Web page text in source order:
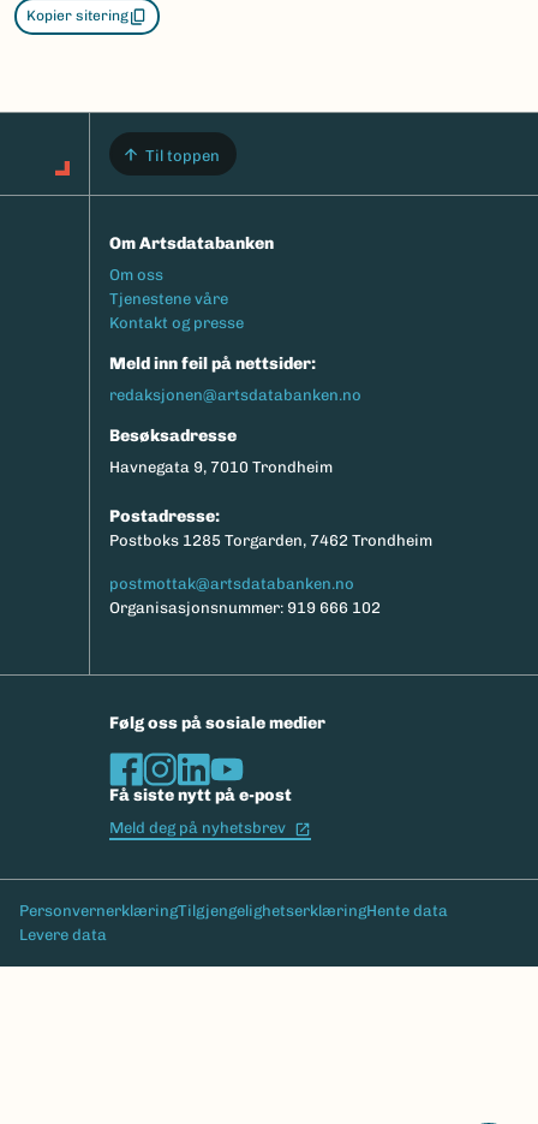
Kopier sitering
Til toppen
Om Artsdatabanken
Footermeny
Om oss
Tjenestene våre
Kontakt og presse
Meld inn feil på nettsider:
redaksjonen@artsdatabanken.no
Besøksadresse
Havnegata 9, 7010 Trondheim
Postadresse:
Postboks 1285 Torgarden, 7462 Trondheim
postmottak@artsdatabanken.no
Organisasjonsnummer: 919 666 102
Følg oss på sosiale medier
Få siste nytt på e-post
Meld deg på nyhetsbrev
Bunntekst
PersonvernerklæringTilgjengelighetserklæringHente data
Levere data